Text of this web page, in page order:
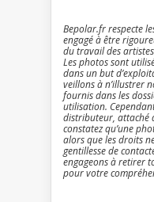
Bepolar.fr respecte
engagé à être
du travail des
Les photos sont
dans un but
veillons à n’illustrer
fournis dans les
utilisation.
distributeur, attaché
constatez qu’une
alors que les droits
gentillesse de
engageons à retirer
pour votre